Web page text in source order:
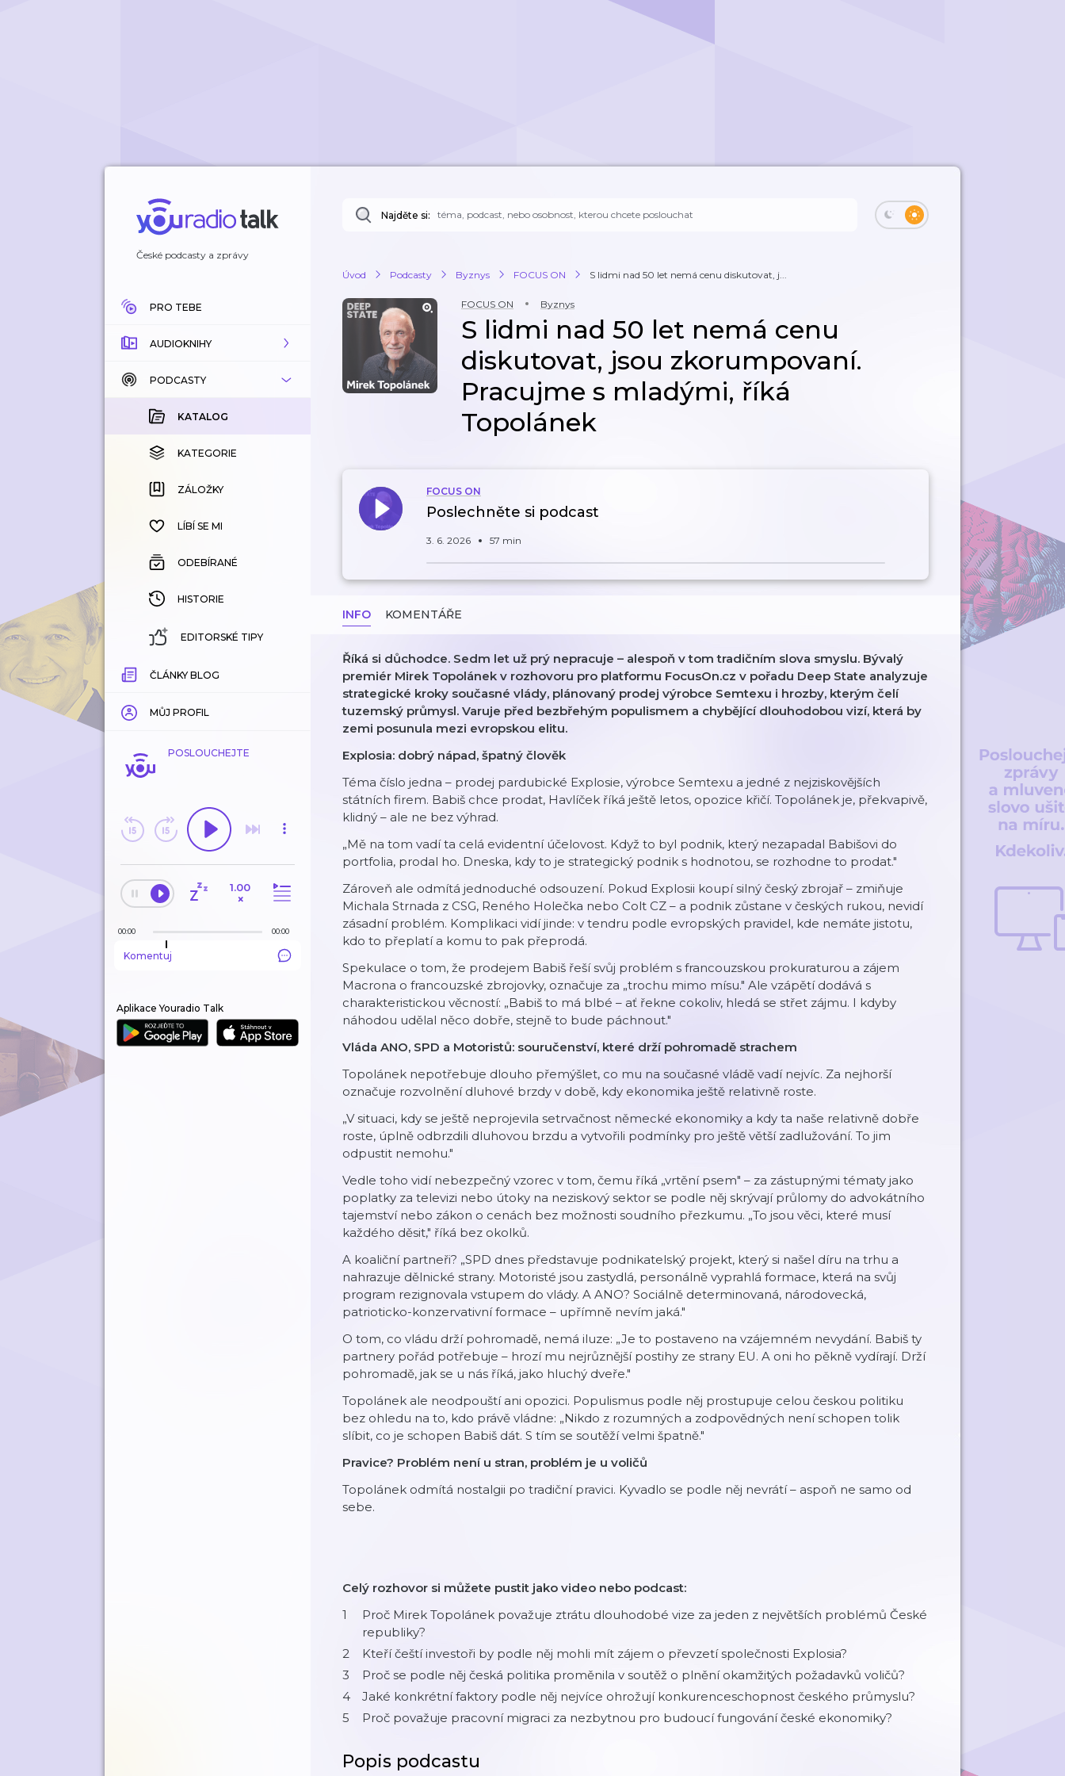
České podcasty a zprávy
PRO TEBE
AUDIOKNIHY
KATALOG
KOUPENÉ
KATEGORIE
ZÁLOŽKY
HISTORIE
PODCASTY
KATALOG
KATEGORIE
ZÁLOŽKY
LÍBÍ SE MI
ODEBÍRANÉ
HISTORIE
EDITORSKÉ TIPY
ČLÁNKY BLOG
MŮJ PROFIL
POSLOUCHEJTE
1.00
×
00:00 00:00
Komentuj
Aplikace Youradio Talk
Najděte si:
Úvod Podcasty Byznys FOCUS ON S lidmi nad 50 let nemá cenu diskutovat, j...
FOCUS ON Byznys
S lidmi nad 50 let nemá cenu
diskutovat, jsou zkorumpovaní.
Pracujme s mladými, říká
Topolánek
FOCUS ON
Poslechněte si podcast
3. 6. 2026 57 min
INFO KOMENTÁŘE
Říká si důchodce. Sedm let už prý nepracuje – alespoň v tom tradičním slova smyslu. Bývalý
premiér Mirek Topolánek v rozhovoru pro platformu FocusOn.cz v pořadu Deep State analyzuje
strategické kroky současné vlády, plánovaný prodej výrobce Semtexu i hrozby, kterým čelí
tuzemský průmysl. Varuje před bezbřehým populismem a chybějící dlouhodobou vizí, která by
zemi posunula mezi evropskou elitu.
Explosia: dobrý nápad, špatný člověk
Téma číslo jedna – prodej pardubické Explosie, výrobce Semtexu a jedné z nejziskovějších
státních firem. Babiš chce prodat, Havlíček říká ještě letos, opozice křičí. Topolánek je, překvapivě,
klidný – ale ne bez výhrad.
„Mě na tom vadí ta celá evidentní účelovost. Když to byl podnik, který nezapadal Babišovi do
portfolia, prodal ho. Dneska, kdy to je strategický podnik s hodnotou, se rozhodne to prodat."
Zároveň ale odmítá jednoduché odsouzení. Pokud Explosii koupí silný český zbrojař – zmiňuje
Michala Strnada z CSG, Reného Holečka nebo Colt CZ – a podnik zůstane v českých rukou, nevidí
zásadní problém. Komplikaci vidí jinde: v tendru podle evropských pravidel, kde nemáte jistotu,
kdo to přeplatí a komu to pak přeprodá.
Spekulace o tom, že prodejem Babiš řeší svůj problém s francouzskou prokuraturou a zájem
Macrona o francouzské zbrojovky, označuje za „trochu mimo mísu." Ale vzápětí dodává s
charakteristickou věcností: „Babiš to má blbé – ať řekne cokoliv, hledá se střet zájmu. I kdyby
náhodou udělal něco dobře, stejně to bude páchnout."
Vláda ANO, SPD a Motoristů: souručenství, které drží pohromadě strachem
Topolánek nepotřebuje dlouho přemýšlet, co mu na současné vládě vadí nejvíc. Za nejhorší
označuje rozvolnění dluhové brzdy v době, kdy ekonomika ještě relativně roste.
„V situaci, kdy se ještě neprojevila setrvačnost německé ekonomiky a kdy ta naše relativně dobře
roste, úplně odbrzdili dluhovou brzdu a vytvořili podmínky pro ještě větší zadlužování. To jim
odpustit nemohu."
Vedle toho vidí nebezpečný vzorec v tom, čemu říká „vrtění psem" – za zástupnými tématy jako
poplatky za televizi nebo útoky na neziskový sektor se podle něj skrývají průlomy do advokátního
tajemství nebo zákon o cenách bez možnosti soudního přezkumu. „To jsou věci, které musí
každého děsit," říká bez okolků.
A koaliční partneři? „SPD dnes představuje podnikatelský projekt, který si našel díru na trhu a
nahrazuje dělnické strany. Motoristé jsou zastydlá, personálně vyprahlá formace, která na svůj
program rezignovala vstupem do vlády. A ANO? Sociálně determinovaná, národovecká,
patrioticko-konzervativní formace – upřímně nevím jaká."
O tom, co vládu drží pohromadě, nemá iluze: „Je to postaveno na vzájemném nevydání. Babiš ty
partnery pořád potřebuje – hrozí mu nejrůznější postihy ze strany EU. A oni ho pěkně vydírají. Drží
pohromadě, jak se u nás říká, jako hluchý dveře."
Topolánek ale neodpouští ani opozici. Populismus podle něj prostupuje celou českou politiku
bez ohledu na to, kdo právě vládne: „Nikdo z rozumných a zodpovědných není schopen tolik
slíbit, co je schopen Babiš dát. S tím se soutěží velmi špatně."
Pravice? Problém není u stran, problém je u voličů
Topolánek odmítá nostalgii po tradiční pravici. Kyvadlo se podle něj nevrátí – aspoň ne samo od
sebe.
Celý rozhovor si můžete pustit jako video nebo podcast:
Proč Mirek Topolánek považuje ztrátu dlouhodobé vize za jeden z největších problémů České
republiky?
Kteří čeští investoři by podle něj mohli mít zájem o převzetí společnosti Explosia?
Proč se podle něj česká politika proměnila v soutěž o plnění okamžitých požadavků voličů?
Jaké konkrétní faktory podle něj nejvíce ohrožují konkurenceschopnost českého průmyslu?
Proč považuje pracovní migraci za nezbytnou pro budoucí fungování české ekonomiky?
Popis podcastu